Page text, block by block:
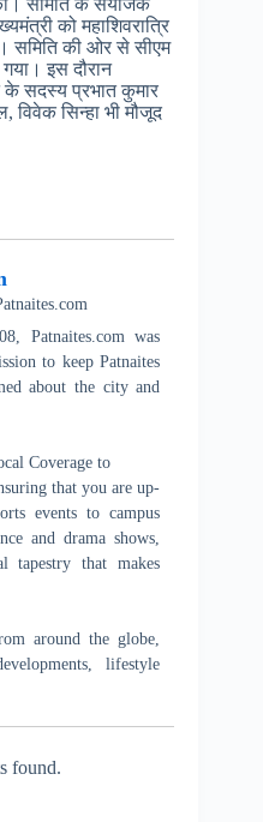
समिति के संयोजक
को महाशिवरात्रि
समिति की ओर से सीएम
इस दौरान
के सदस्य प्रभात कुमार
विवेक सिन्हा भी मौजूद
Patnaites.com was
to keep Patnaites
about the city and
Coverage to
that you are up-
events to campus
and drama shows,
tapestry that makes
around the globe,
lifestyle
found.